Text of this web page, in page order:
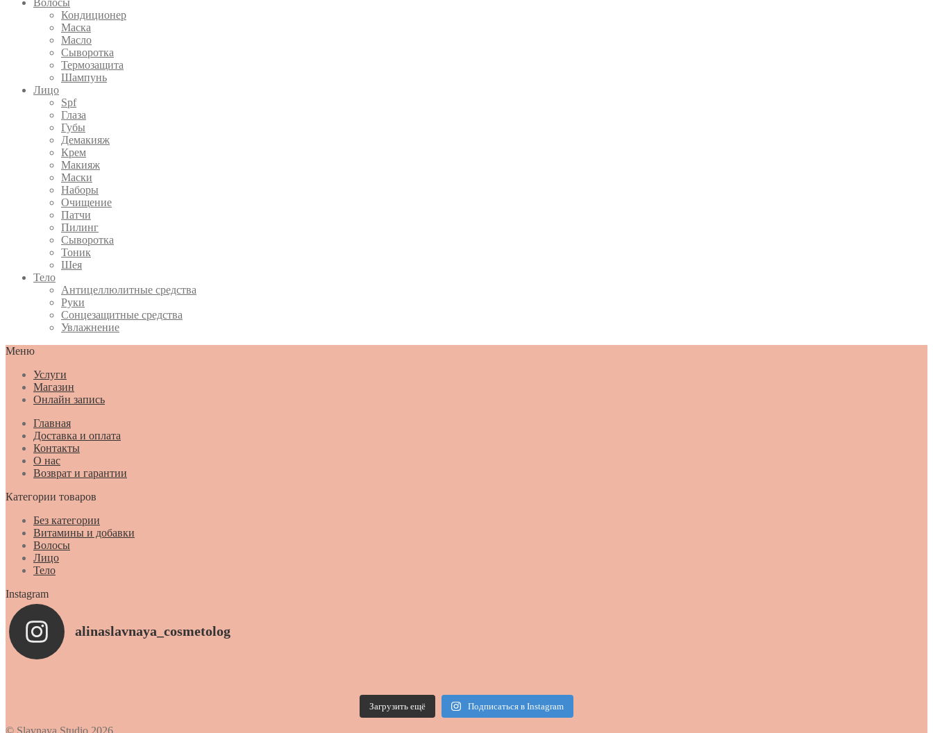
Кондиционер
Маска
Масло
Сыворотка
Термозащита
Шампунь
Лицо
Spf
Глаза
Губы
Демакияж
Крем
Макияж
Маски
Наборы
Очищение
Патчи
Пилинг
Сыворотка
Тоник
Шея
Тело
Антицеллюлитные средства
Руки
Сонцезащитные средства
Увлажнение
Меню
Услуги
Магазин
Онлайн запись
Главная
Доставка и оплата
Контакты
О нас
Возврат и гарантии
Категории товаров
Без категории
Витамины и добавки
Волосы
Лицо
Тело
Instagram
alinaslavnaya_cosmetolog
Загрузить ещё Подписаться в Instagram
© Slavnaya Studio 2026